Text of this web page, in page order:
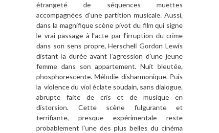
étrangeté de séquences muettes
accompagnées d’une partition musicale. Aussi,
dans la magnifique scène pivot du film qui signe
le vrai passage à l’acte par l’irruption du crime
dans son sens propre, Herschell Gordon Lewis
distant la durée avant l’agression d’une jeune
femme dans son appartement. Nuit bleutée,
phosphorescente. Mélodie disharmonique. Puis
la violence du viol éclate soudain, sans dialogue,
abrupte faite de cris et de musique en
distorsion. Cette scène fulgurante et
terrifiante, presque expérimentale reste
probablement l’une des plus belles du cinéma